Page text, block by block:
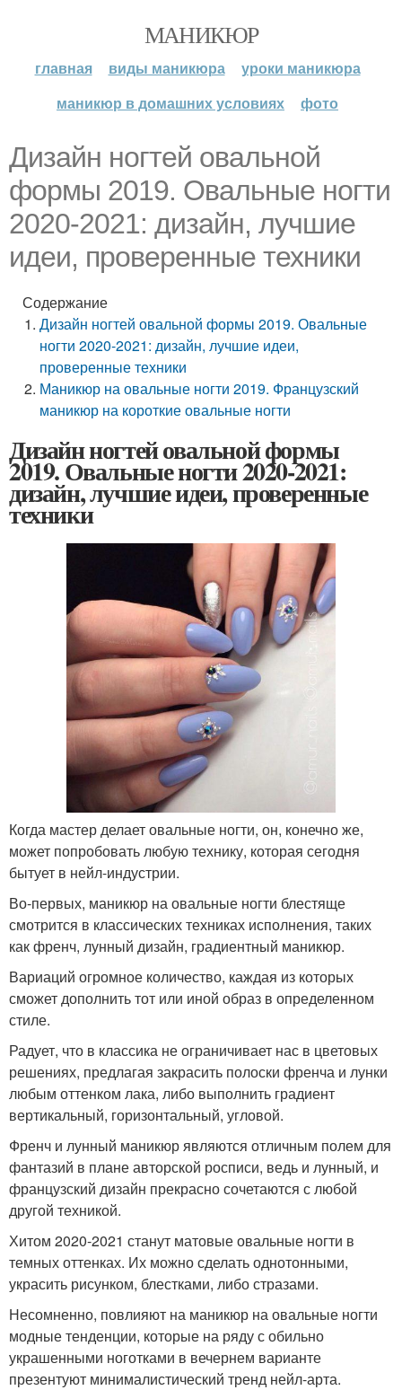
МАНИКЮР
главная виды маникюра
уроки маникюра
маникюр в домашних условиях
фото
Дизайн ногтей овальной
формы 2019. Овальные ногти
2020-2021: дизайн, лучшие
идеи, проверенные техники
Содержание
Дизайн ногтей овальной формы 2019. Овальные
ногти 2020-2021: дизайн, лучшие идеи,
проверенные техники
Маникюр на овальные ногти 2019. Французский
маникюр на короткие овальные ногти
Дизайн ногтей овальной формы
2019. Овальные ногти 2020-2021:
дизайн, лучшие идеи, проверенные
техники
Когда мастер делает овальные ногти, он, конечно же,
может попробовать любую технику, которая сегодня
бытует в нейл-индустрии.
Во-первых, маникюр на овальные ногти блестяще
смотрится в классических техниках исполнения, таких
как френч, лунный дизайн, градиентный маникюр.
Вариаций огромное количество, каждая из которых
сможет дополнить тот или иной образ в определенном
стиле.
Радует, что в классика не ограничивает нас в цветовых
решениях, предлагая закрасить полоски френча и лунки
любым оттенком лака, либо выполнить градиент
вертикальный, горизонтальный, угловой.
Френч и лунный маникюр являются отличным полем для
фантазий в плане авторской росписи, ведь и лунный, и
французский дизайн прекрасно сочетаются с любой
другой техникой.
Хитом 2020-2021 станут матовые овальные ногти в
темных оттенках. Их можно сделать однотонными,
украсить рисунком, блестками, либо стразами.
Несомненно, повлияют на маникюр на овальные ногти
модные тенденции, которые на ряду с обильно
украшенными ноготками в вечернем варианте
презентуют минималистический тренд нейл-арта.